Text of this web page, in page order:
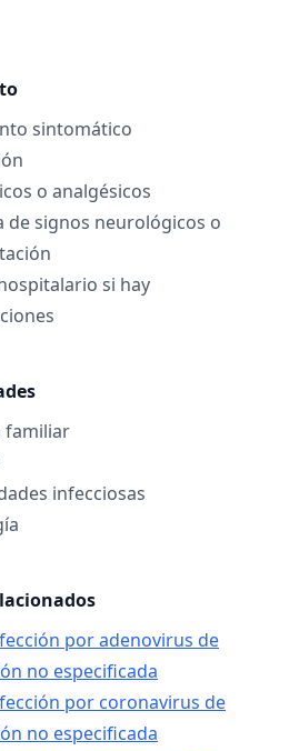
sintomático
o analgésicos
de signos neurológicos o
si hay
familiar
infecciosas
por adenovirus de
no especificada
por coronavirus de
no especificada